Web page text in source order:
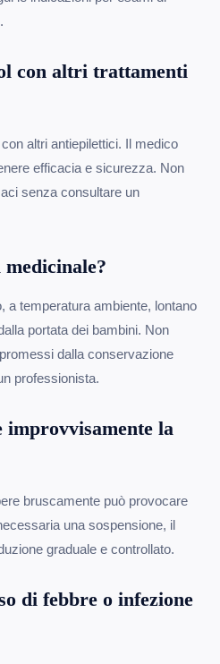
con altri trattamenti
altri antiepilettici. Il medico
efficacia e sicurezza. Non
senza consultare un
a temperatura ambiente, lontano
portata dei bambini. Non
dalla conservazione
professionista.
improvvisamente la
bruscamente può provocare
una sospensione, il
graduale e controllato.
di febbre o infezione